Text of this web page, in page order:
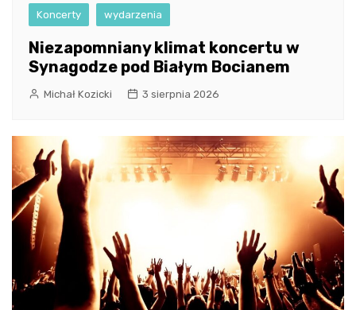
Koncerty wydarzenia
Niezapomniany klimat koncertu w
Synagodze pod Białym Bocianem
Michał Kozicki 3 sierpnia 2026